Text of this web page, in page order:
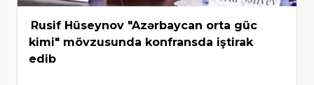
Rusif Hüseynov "Azərbaycan orta güc
kimi" mövzusunda konfransda iştirak
edib